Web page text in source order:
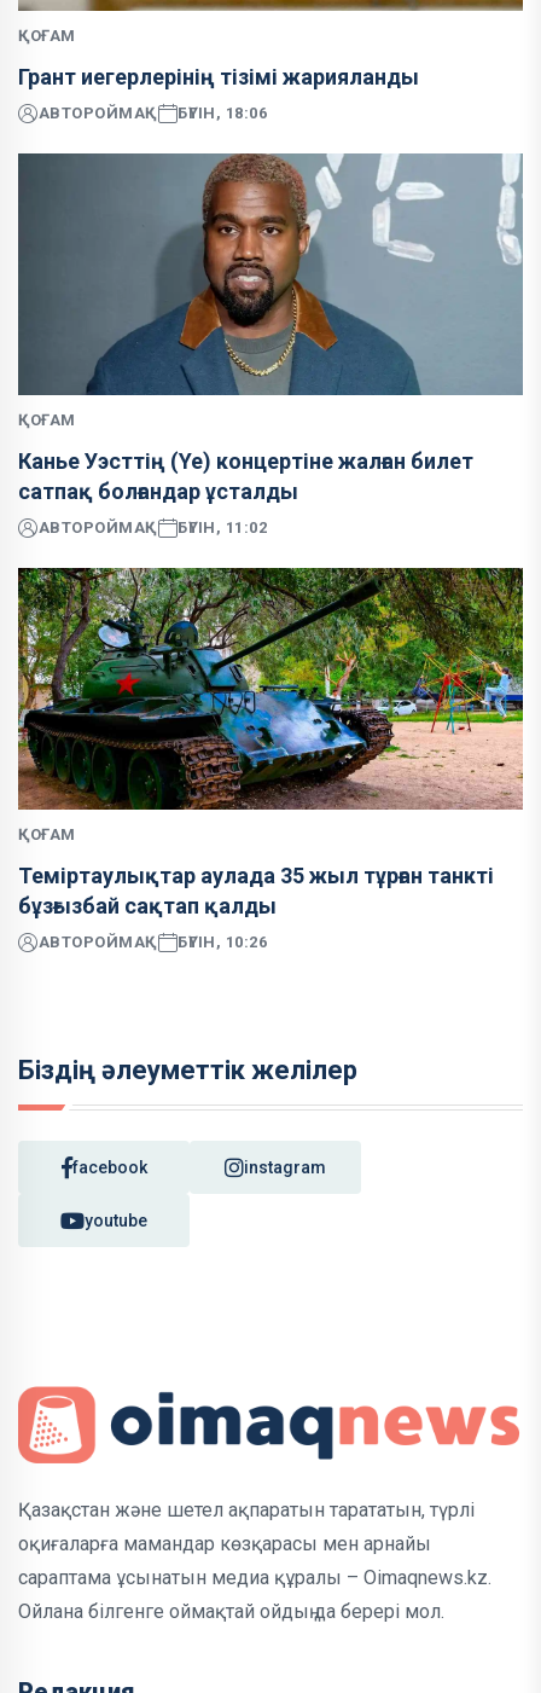
ҚОҒАМ
Грант иегерлерінің тізімі жарияланды
АВТОРОЙМАҚ БҮГІН, 18:06
ҚОҒАМ
Канье Уэсттің (Ye) концертіне жалған билет
сатпақ болғандар ұсталды
АВТОРОЙМАҚ БҮГІН, 11:02
ҚОҒАМ
Теміртаулықтар аулада 35 жыл тұрған танкті
бұзғызбай сақтап қалды
АВТОРОЙМАҚ БҮГІН, 10:26
Біздің әлеуметтік желілер
facebook instagram
youtube
Қазақстан және шетел ақпаратын тарататын, түрлі
оқиғаларға мамандар көзқарасы мен арнайы
сараптама ұсынатын медиа құралы – Oimaqnews.kz.
Ойлана білгенге оймақтай ойдың да берері мол.